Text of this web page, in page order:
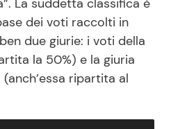
La suddetta classifica è
dei voti raccolti in
due giurie: i voti della
la 50%) e la giuria
ripartita al